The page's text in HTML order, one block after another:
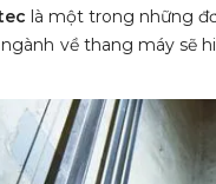
là một trong những
về thang máy sẽ